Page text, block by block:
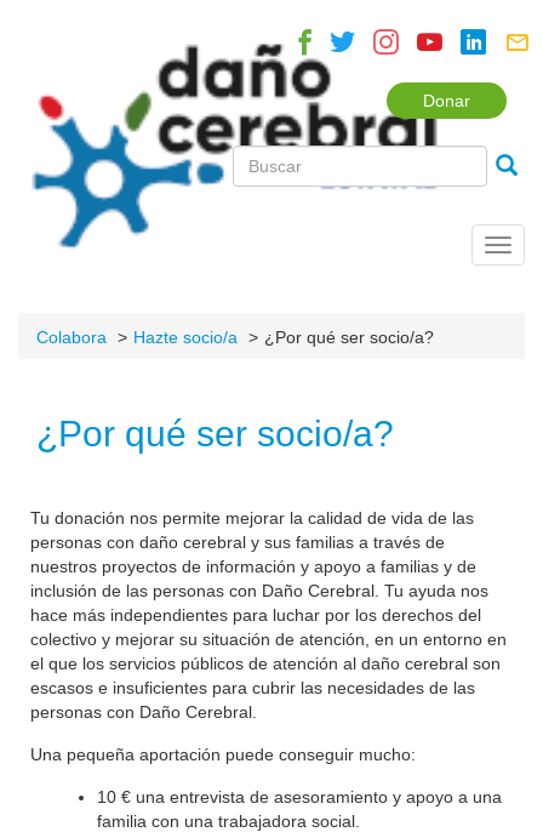
Donar
Colabora Hazte socio/a ¿Por qué ser socio/a?
¿Por qué ser socio/a?
Tu donación nos permite mejorar la calidad de vida de las
personas con daño cerebral y sus familias a través de
nuestros proyectos de información y apoyo a familias y de
inclusión de las personas con Daño Cerebral. Tu ayuda nos
hace más independientes para luchar por los derechos del
colectivo y mejorar su situación de atención, en un entorno en
el que los servicios públicos de atención al daño cerebral son
escasos e insuficientes para cubrir las necesidades de las
personas con Daño Cerebral.
Una pequeña aportación puede conseguir mucho:
10 € una entrevista de asesoramiento y apoyo a una
familia con una trabajadora social.